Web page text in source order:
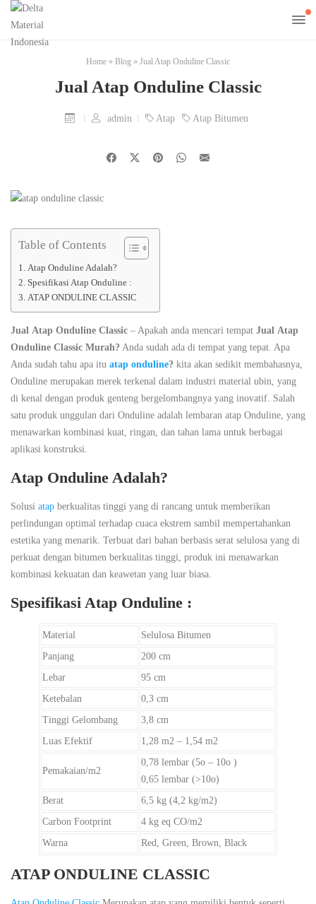
Home » Blog » Jual Atap Onduline Classic
Jual Atap Onduline Classic
admin Atap Atap Bitumen
Table of Contents
Atap Onduline Adalah?
Spesifikasi Atap Onduline :
ATAP ONDULINE CLASSIC
Jual Atap Onduline Classic – Apakah anda mencari tempat Jual Atap
Onduline Classic Murah? Anda sudah ada di tempat yang tepat. Apa
Anda sudah tahu apa itu atap onduline? kita akan sedikit membahasnya,
Onduline merupakan merek terkenal dalam industri material ubin, yang
di kenal dengan produk genteng bergelombangnya yang inovatif. Salah
satu produk unggulan dari Onduline adalah lembaran atap Onduline, yang
menawarkan kombinasi kuat, ringan, dan tahan lama untuk berbagai
aplikasi konstruksi.
Atap Onduline Adalah?
Solusi atap berkualitas tinggi yang di rancang untuk memberikan
perlindungan optimal terhadap cuaca ekstrem sambil mempertahankan
estetika yang menarik. Terbuat dari bahan berbasis serat selulosa yang di
perkuat dengan bitumen berkualitas tinggi, produk ini menawarkan
kombinasi kekuatan dan keawetan yang luar biasa.
Spesifikasi Atap Onduline :
Material
Selulosa Bitumen
Panjang
200 cm
Lebar
95 cm
Ketebalan
0,3 cm
Tinggi Gelombang
3,8 cm
Luas Efektif
1,28 m2 – 1,54 m2
Pemakaian/m2
0,78 lembar (5o – 10o )
0,65 lembar (>10o)
Berat
6,5 kg (4,2 kg/m2)
Carbon Footprint
4 kg eq CO/m2
Warna
Red, Green, Brown, Black
ATAP ONDULINE CLASSIC